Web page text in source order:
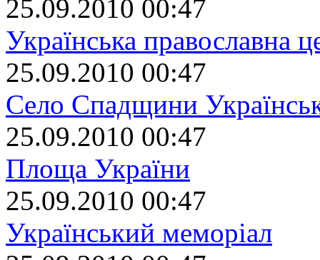
25.09.2010 00:47
Українська православна
25.09.2010 00:47
Село Спадщини
25.09.2010 00:47
Площа України
25.09.2010 00:47
Український меморіал